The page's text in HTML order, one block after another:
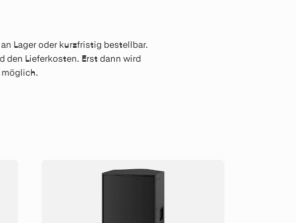
Lager oder kurzfristig bestellbar.
den Lieferkosten. Erst dann wird
möglich.